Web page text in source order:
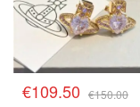
€109.50 €150.00